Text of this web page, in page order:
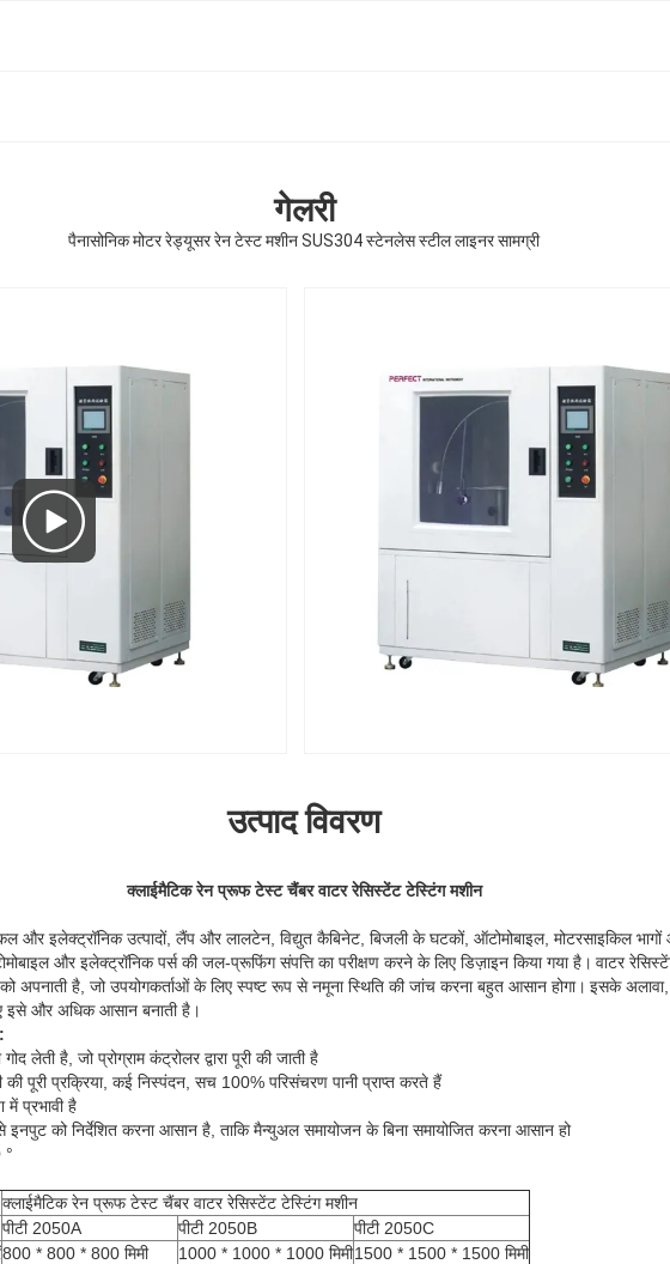
गेलरी
पैनासोनिक मोटर रेड्यूसर रेन टेस्ट मशीन SUS304 स्टेनलेस स्टील लाइनर सामग्री
उत्पाद विवरण
क्लाईमैटिक रेन प्रूफ टेस्ट चैंबर वाटर रेसिस्टेंट टेस्टिंग मशीन
इलेक्ट्रॉनिक उत्पादों, लैंप और लालटेन, विद्युत कैबिनेट, बिजली के घटकों, ऑटोमोबाइल, मोटरसाइकिल भागों
और इलेक्ट्रॉनिक पर्स की जल-प्रूफिंग संपत्ति का परीक्षण करने के लिए डिज़ाइन किया गया है। वाटर
अपनाती है, जो उपयोगकर्ताओं के लिए स्पष्ट रूप से नमूना स्थिति की जांच करना बहुत आसान होगा। इसके
और अधिक आसान बनाती है।
लेती है, जो प्रोग्राम कंट्रोलर द्वारा पूरी की जाती है
की पूरी प्रक्रिया, कई निस्पंदन, सच 100% परिसंचरण पानी प्राप्त करते हैं
में प्रभावी है
को निर्देशित करना आसान है, ताकि मैन्युअल समायोजन के बिना समायोजित करना आसान हो
°
क्लाईमैटिक रेन प्रूफ टेस्ट चैंबर वाटर रेसिस्टेंट टेस्टिंग मशीन
पीटी 2050A पीटी 2050B
पीटी 2050C
800 * 800 * 800 मिमी 1000 * 1000 * 1000 मिमी1500 * 1500 * 1500 मिमी